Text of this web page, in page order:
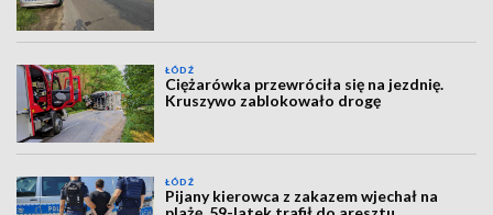
ŁÓDŹ
Ciężarówka przewróciła się na jezdnię.
Kruszywo zablokowało drogę
ŁÓDŹ
Pijany kierowca z zakazem wjechał na